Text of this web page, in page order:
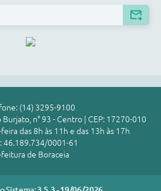
(14) 3295-9100
n° 93 - Centro | CEP: 17270-010
das 8h às 11h e das 13h às 17h
46.189.734/0001-61
de Boraceia